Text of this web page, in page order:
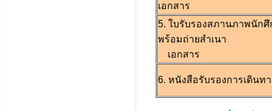
เอกสาร
5. ใบรับรองสภานภาพนัก
พร้อมถ่ายสำเนา
เอกสาร
6. หนังสือรับรองการเดินท